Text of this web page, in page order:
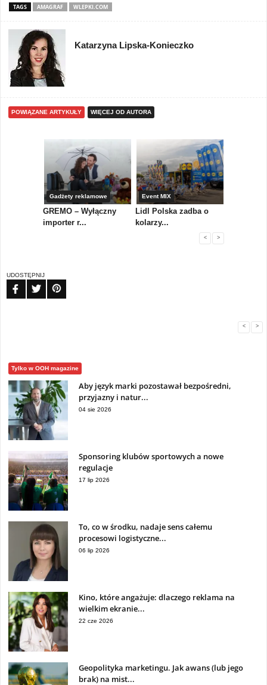
TAGS AMAGRAF WLEPKI.COM
Katarzyna Lipska-Konieczko
POWIĄZANE ARTYKUŁY WIĘCEJ OD AUTORA
Gadżety reklamowe
GREMO – Wyłączny
importer r...
Event MIX
Lidl Polska zadba o
kolarzy...
< >
UDOSTĘPNIJ
< >
Tylko w OOH magazine
Aby język marki pozostawał bezpośredni,
przyjazny i natur...
04 sie 2026
Sponsoring klubów sportowych a nowe
regulacje
17 lip 2026
To, co w środku, nadaje sens całemu
procesowi logistyczne...
06 lip 2026
Kino, które angażuje: dlaczego reklama na
wielkim ekranie...
22 cze 2026
Geopolityka marketingu. Jak awans (lub jego
brak) na mist...